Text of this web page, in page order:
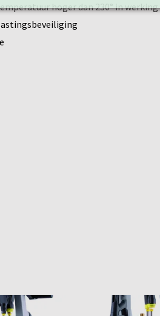
hoger dan 230° in werking